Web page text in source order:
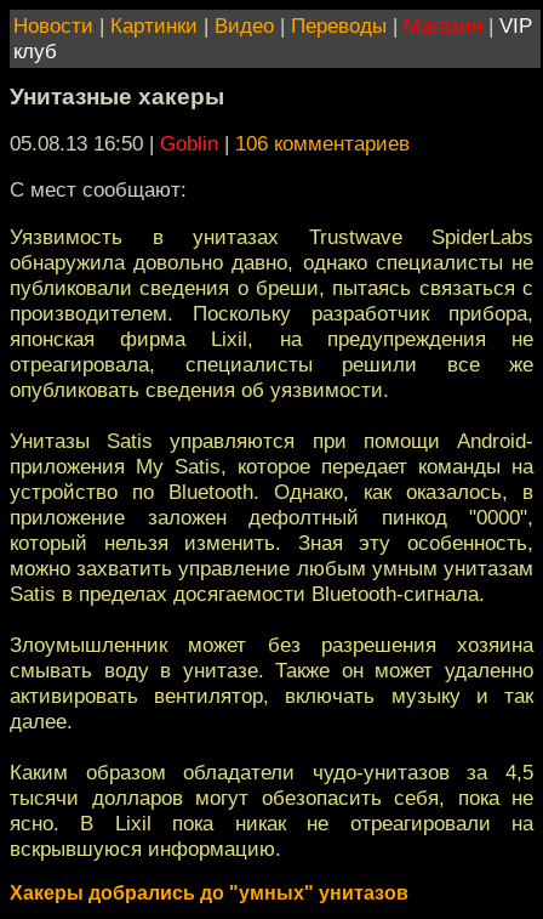
Новости | Картинки | Видео | Переводы | Магазин | VIP
клуб
Унитазные хакеры
05.08.13 16:50 | Goblin | 106 комментариев
С мест сообщают:
Уязвимость в унитазах Trustwave SpiderLabs
обнаружила довольно давно, однако специалисты не
публиковали сведения о бреши, пытаясь связаться с
производителем. Поскольку разработчик прибора,
японская фирма Lixil, на предупреждения не
отреагировала, специалисты решили все же
опубликовать сведения об уязвимости.
Унитазы Satis управляются при помощи Android-
приложения My Satis, которое передает команды на
устройство по Bluetooth. Однако, как оказалось, в
приложение заложен дефолтный пинкод "0000",
который нельзя изменить. Зная эту особенность,
можно захватить управление любым умным унитазам
Satis в пределах досягаемости Bluetooth-сигнала.
Злоумышленник может без разрешения хозяина
смывать воду в унитазе. Также он может удаленно
активировать вентилятор, включать музыку и так
далее.
Каким образом обладатели чудо-унитазов за 4,5
тысячи долларов могут обезопасить себя, пока не
ясно. В Lixil пока никак не отреагировали на
вскрывшуюся информацию.
Хакеры добрались до "умных" унитазов